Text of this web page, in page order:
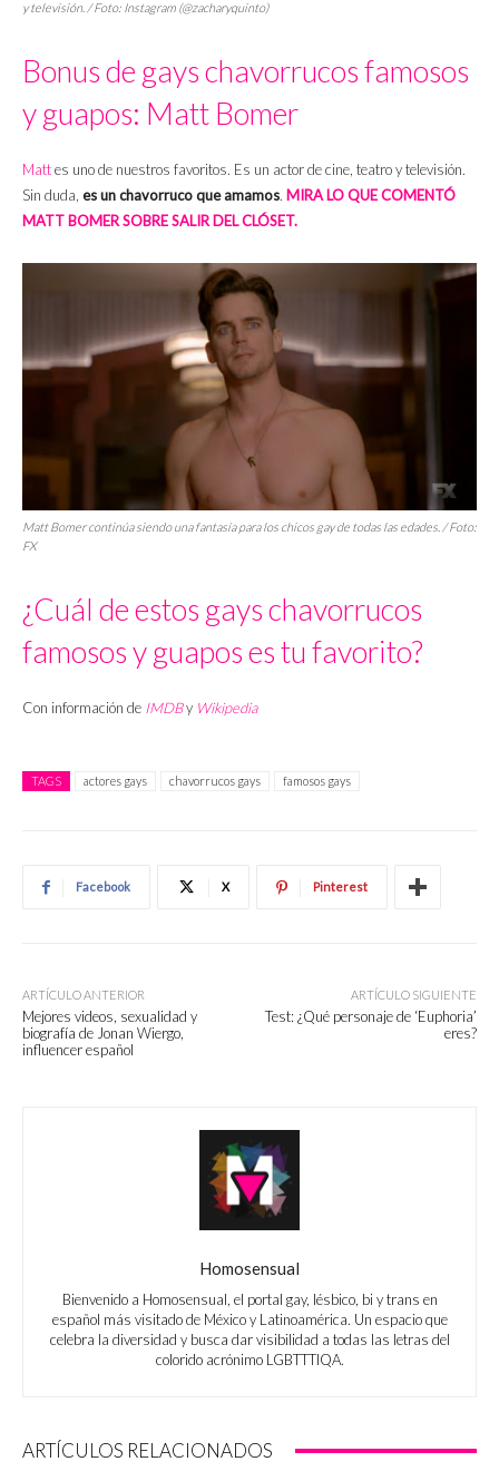
y televisión. / Foto: Instagram (@zacharyquinto)
Bonus de gays chavorrucos famosos
y guapos: Matt Bomer
Mattes uno de nuestros favoritos. Es un actor de cine, teatro y televisión.
Sin duda, es un chavorruco que amamos. MIRA LO QUE COMENTÓ
MATT BOMER SOBRE SALIR DEL CLÓSET.
Matt Bomer continúa siendo una fantasía para los chicos gay de todas las edades. / Foto:
FX
¿Cuál de estos gays chavorrucos
famosos y guapos es tu favorito?
Con información de IMDBy Wikipedia
TAGS actores gays chavorrucos gays famosos gays
Facebook X Pinterest
ARTÍCULO ANTERIOR
Mejores videos, sexualidad y
biografía de Jonan Wiergo,
influencer español
ARTÍCULO SIGUIENTE
Test: ¿Qué personaje de ‘Euphoria’
eres?
Homosensual
Bienvenido a Homosensual, el portal gay, lésbico, bi y trans en
español más visitado de México y Latinoamérica. Un espacio que
celebra la diversidad y busca dar visibilidad a todas las letras del
colorido acrónimo LGBTTTIQA.
ARTÍCULOS RELACIONADOS